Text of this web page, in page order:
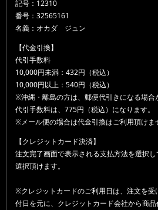
記号：12310
番号：32565161
名義：オカダ ジュン
【代金引換】
代引手数料
10,000円未満：432円（税込）
10,000円以上：540円（税込）
※沖縄・離島の方は、郵便代引きになる場合
代引手数料は、775円（税込）になります。
※メール便の場合は代金引換はご利用頂けま
【クレジットカード決済】
注文完了画面で表示される支払方法を選択
選択頂けます。
※クレジットカードのご利用日は、注文を受
付日を元に、クレジットカード会社から商品